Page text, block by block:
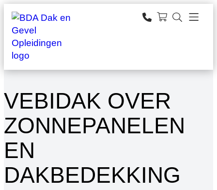
Ga
naar
de
inhoud
VEBIDAK OVER
ZONNEPANELEN
EN
DAKBEDEKKING